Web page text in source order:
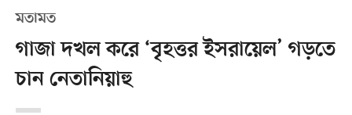
মতামত
গাজা দখল করে ‘বৃহত্তর ইসরায়েল’ গড়তে
চান নেতানিয়াহু